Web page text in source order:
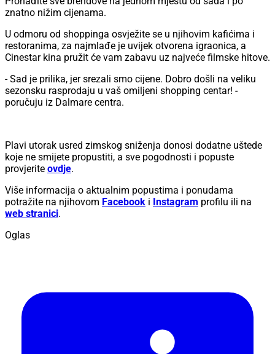
znatno nižim cijenama.
U odmoru od shoppinga osvježite se u njihovim kafićima i
restoranima, za najmlađe je uvijek otvorena igraonica, a
Cinestar kina pružit će vam zabavu uz najveće filmske hitove.
- Sad je prilika, jer srezali smo cijene. Dobro došli na veliku
sezonsku rasprodaju u vaš omiljeni shopping centar! -
poručuju iz Dalmare centra.
Plavi utorak usred zimskog sniženja donosi dodatne uštede
koje ne smijete propustiti, a sve pogodnosti i popuste
provjerite ovdje.
Više informacija o aktualnim popustima i ponudama
potražite na njihovom Facebook i Instagram profilu ili na
web stranici.
Oglas